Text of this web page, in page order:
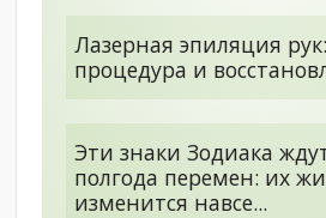
Лазерная эпиляция
процедура и
Эти знаки Зодиака
полгода перемен: их
изменится навсе...